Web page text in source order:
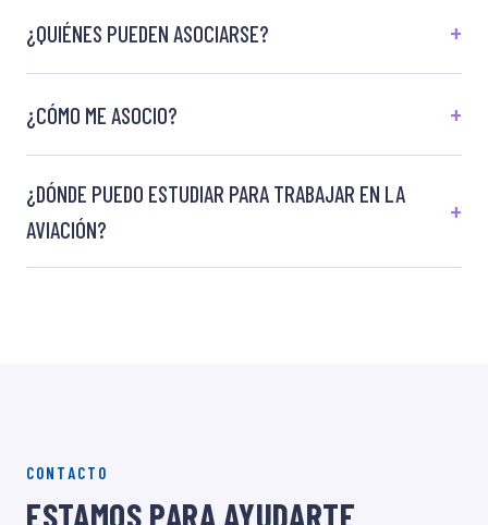
¿QUIÉNES PUEDEN ASOCIARSE?
¿CÓMO ME ASOCIO?
¿DÓNDE PUEDO ESTUDIAR PARA TRABAJAR EN LA
AVIACIÓN?
CONTACTO
ESTAMOS PARA AYUDARTE